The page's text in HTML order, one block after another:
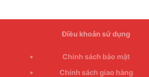
Điều khoản sử dụng
Chính sách bảo mật
Chính sách giao hàng